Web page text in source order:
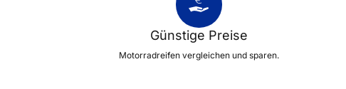
Günstige Preise
Motorradreifen vergleichen und sparen.